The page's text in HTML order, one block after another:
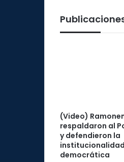
(Video)
respaldaron al
y defendieron la
institucionalidad
democrática